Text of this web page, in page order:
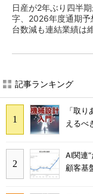
日産が2年ぶり四半
字、2026年度通期予
台数減も連結業績は
記事ランキング
「取
えるべ
AI関連
顧客基